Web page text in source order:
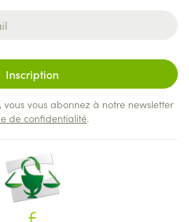
Inscription
vous vous abonnez à notre newsletter
de confidentialité.